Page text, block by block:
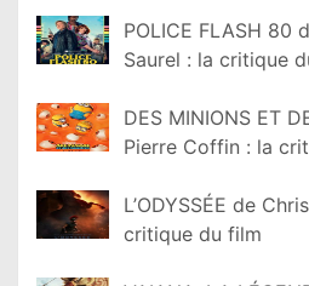
POLICE FLASH 80
Saurel : la critique
DES MINIONS ET
Pierre Coffin : la
L’ODYSSÉE de
critique du film